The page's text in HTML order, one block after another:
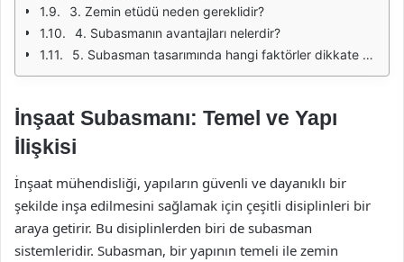
3. Zemin etüdü neden gereklidir?
4. Subasmanın avantajları nelerdir?
5. Subasman tasarımında hangi faktörler dikkate alınmalıdır?
İnşaat Subasmanı: Temel ve Yapı
İlişkisi
İnşaat mühendisliği, yapıların güvenli ve dayanıklı bir
şekilde inşa edilmesini sağlamak için çeşitli disiplinleri bir
araya getirir. Bu disiplinlerden biri de subasman
sistemleridir. Subasman, bir yapının temeli ile zemin